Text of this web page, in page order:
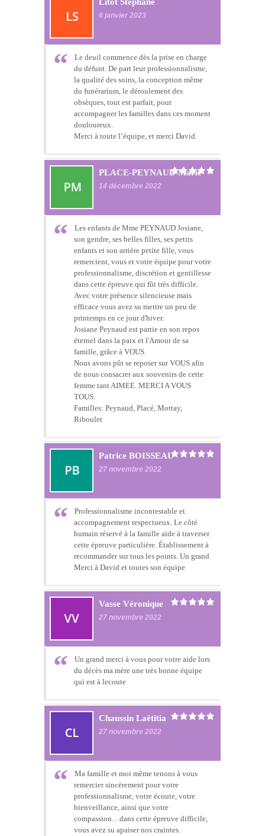
6 janvier 2023
Le deuil commence dès la prise en charge
du défunt. De part leur professionnalisme,
la qualité des soins, la conception même
du funérarium, le déroulement des
obsèques, tout est parfait, pour
accompagner les familles dans ces moment
douloureux.
Merci à toute l’équipe, et merci David.
PLACE-PEYNAUD Marie
14 décembre 2022
Les enfants de Mme PEYNAUD Josiane,
son gendre, ses belles filles, ses petits
enfants et son arrière petite fille, vous
remercient, vous et votre équipe pour votre
professionnalisme, discrétion et gentillesse
dans cette épreuve qui fût très difficile.
Avec votre présence silencieuse mais
efficace vous avez su mettre un peu de
printemps en ce jour d'hiver.
Josiane Peynaud est partie en son repos
éternel dans la paix et l'Amour de sa
famille, grâce à VOUS.
Nous avons pût se reposer sur VOUS afin
de nous consacrer aux souvenirs de cette
femme tant AIMEE. MERCI A VOUS
TOUS.
Familles: Peynaud, Placé, Mottay,
Riboulet
Patrice BOISSEAU
27 novembre 2022
Professionnalisme incontestable et
accompagnement respectueux. Le côté
humain réservé à la famille aide à traverser
cette épreuve particulière. Établissement à
recommander sur tous les points. Un grand
Merci à David et toutes son équipe
Vasse Véronique
27 novembre 2022
Un grand merci à vous pour votre aide lors
du décès ma mère une très bonne équipe
qui est à lecoute
Chaussin Laëtitia
27 novembre 2022
Ma famille et moi même tenons à vous
remercier sincèrement pour votre
professionnalisme, votre écoute, votre
bienveillance, ainsi que votre
compassion…dans cette épreuve difficile,
vous avez su apaiser nos craintes.